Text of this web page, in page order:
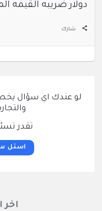
دولار ضريبه القيمه
شارك
لو عندك اي سؤال
تقدر
اسئل
اخر